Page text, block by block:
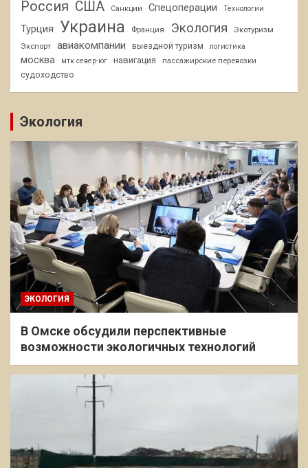
Россия США Санкции Спецоперации Технологии
Турция Украина Франция Экология
Экотуризм
Экспорт
авиакомпании выездной туризм логистика
москва мтк север-юг навигация
пассажирские перевозки
судоходство
Экология
ЭКОЛОГИЯ
В Омске обсудили перспективные
возможности экологичных технологий